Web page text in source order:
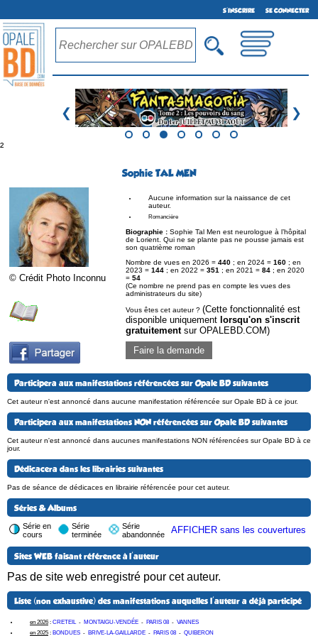
S'INSCRIRE SE CONNECTER
❮ ❯
²
Sophie TAL MEN
© Crédit Photo Inconnu
Aucune information sur la naissance de cet
auteur.
Romancière
Biographie : Sophie Tal Men est neurologue à l’hôpital
de Lorient. Qui ne se plante pas ne pousse jamais est
son quatrième roman
Nombre de vues en 2026 = 440 ; en 2024 = 160 ; en
2023 = 144 ; en 2022 = 351 ; en 2021 = 84 ; en 2020
= 54
(Ce nombre ne prend pas en compte les vues des
administrateurs du site)
Vous êtes cet auteur ? (Cette fonctionnalité est
disponible uniquement lorsqu'on s'inscrit
gratuitementsur OPALEBD.COM)
Faire la demande
Participera aux manifestations référencées sur Opale BD suivantes
Cet auteur n'est annoncé dans aucune manifestation référencée sur Opale BD à ce jour.
Participera aux manifestations NON référencées sur Opale BD suivantes
Cet auteur n'est annoncé dans aucunes manifestations NON référencées sur Opale BD à ce
jour.
Dédicacera dans les librairies suivantes
Pas de séance de dédicaces en librairie référencée pour cet auteur.
Séries & Albums
Série en
cours
Série
terminée
Série
abandonnée
AFFICHER sans les couvertures
Sites WEB faisant référence à l'auteur
Pas de site web enregistré pour cet auteur.
Liste (non exhaustive) des manifestations auquelles l'auteur a déjà participé
en 2026 : CRETEIL- MONTAIGU-VENDÉE - PARIS 08 - VANNES
en 2025 : BONDUES - BRIVE-LA-GAILLARDE - PARIS 08 - QUIBERON